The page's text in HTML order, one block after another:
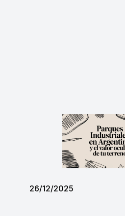
26/12/2025